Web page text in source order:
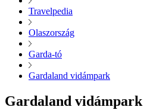
Travelpedia
Olaszország
Garda-tó
Gardaland vidámpark
Gardaland vidámpark